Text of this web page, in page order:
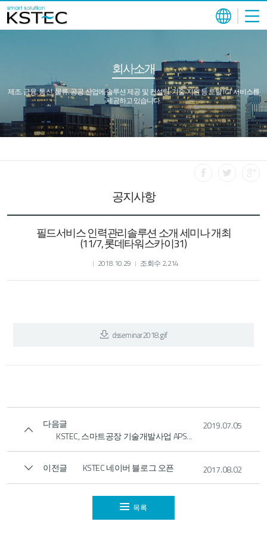
회사소개
제조, 금융, 통신, 물류, 공공 산업에 솔루션 제공 및 컨설팅, 기술 지원 등 토탈 ICT 서비스를
제공하고 있습니다.
공지사항
필드서비스 인력관리솔루션 소개 세미나 개최
(11/7, 롯데타워스카이31)
2018.10.29 조회수 2,214
dsseminar2018.gif
다음글
KSTEC, 스마트공장 기술개발사업 APS...
2019.07.05
이전글 KSTEC 네이버 블로그 오픈 2017.08.02
목록